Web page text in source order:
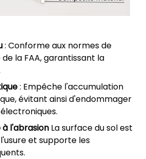
: Conforme aux normes de
la FAA, garantissant la
: Empêche l'accumulation
évitant ainsi d'endommager
l'abrasion La surface du sol est
et supporte les